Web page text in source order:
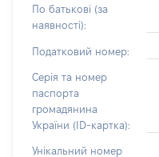
По батькові (за
наявності):
Податковий номер:
Серія та номер
паспорта
громадянина
України (ID-картка):
Унікальний номер